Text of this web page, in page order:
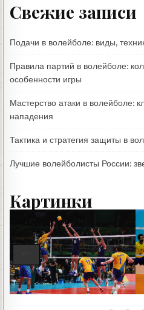
Свежие записи
Подачи в волейболе: виды,
Правила партий в волейболе:
особенности игры
Мастерство атаки в волейболе:
нападения
Тактика и стратегия защиты в
Лучшие волейболисты России:
Картинки